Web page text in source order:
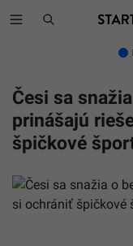
Česi sa
prinášajú
špičkové